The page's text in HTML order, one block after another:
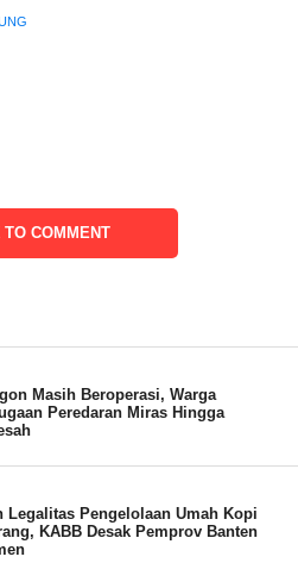
dan bahkan pada malam hari.
merupakan hal yang
Saleh, tidak ada satupun
jajaran Pemkab Tanggamus untuk
yang sudah dicanangkan.
TO COMMENT
Masih Beroperasi, Warga
Peredaran Miras Hingga
Legalitas Pengelolaan Umah Kopi
KABB Desak Pemprov Banten